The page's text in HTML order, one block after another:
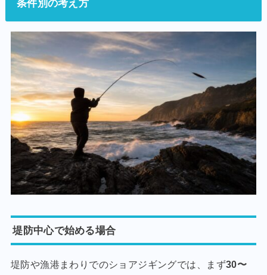
条件別の考え方
堤防中心で始める場合
堤防や漁港まわりでのショアジギングでは、まず30〜